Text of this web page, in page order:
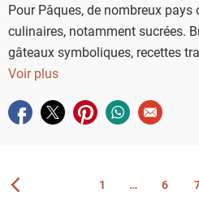
Pour Pâques, de nombreux
culinaires, notamment sucrées.
gâteaux symboliques, recettes
générations… Voici un petit tour
Voir plus
Partager sur facebook
Partager sur twitter
Partager sur pinterest
Partager sur
Envoyer à
Vous êtes actuellement sur la page 8
Page
1 Page
6